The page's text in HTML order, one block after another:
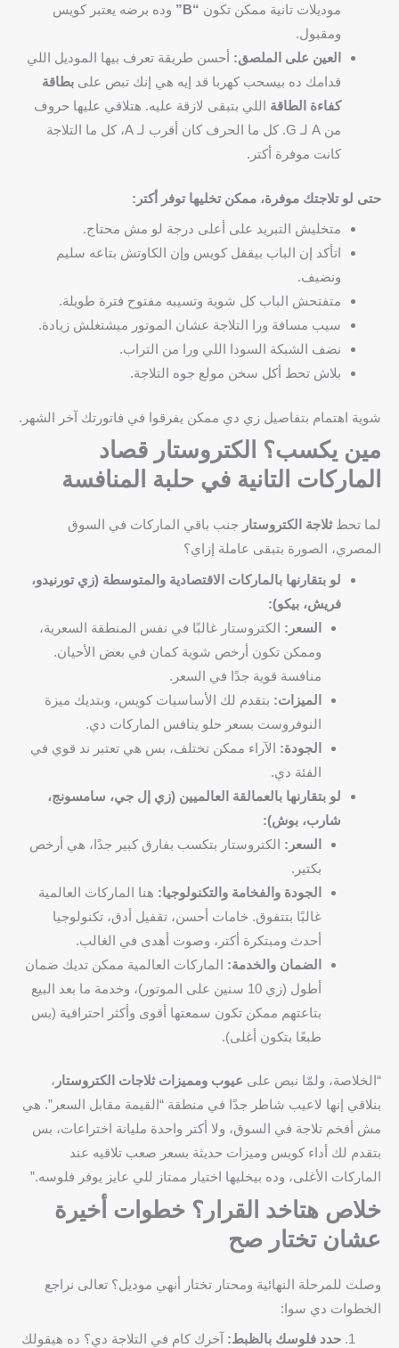
موديلات تانية ممكن تكون “B”
وده برضه يعتبر كويس
ومقبول.
العين على الملصق: أحسن طريقة تعرف بيها الموديل اللي
قدامك ده بيسحب كهربا قد إيه هي إنك تبص على بطاقة
كفاءة الطاقة اللي بتبقى لازقة عليه. هتلاقي عليها حروف
من A لـ G. كل ما الحرف كان أقرب لـ A، كل ما التلاجة
كانت موفرة أكتر.
حتى لو تلاجتك موفرة، ممكن تخليها توفر أكتر:
متخليش التبريد على أعلى درجة لو مش محتاج.
اتأكد إن الباب بيقفل كويس وإن الكاوتش بتاعه سليم
ونضيف.
متفتحش الباب كل شوية وتسيبه مفتوح فترة طويلة.
سيب مسافة ورا التلاجة عشان الموتور ميشتغلش زيادة.
نضف الشبكة السودا اللي ورا من التراب.
بلاش تحط أكل سخن مولع جوه التلاجة.
شوية اهتمام بتفاصيل زي دي ممكن يفرقوا في فاتورتك آخر الشهر.
مين يكسب؟ الكتروستار قصاد
الماركات التانية في حلبة المنافسة
لما تحطثلاجة الكتروستار جنب باقي الماركات في السوق
المصري، الصورة بتبقى عاملة إزاي؟
لو بتقارنها بالماركات الاقتصادية والمتوسطة (زي تورنيدو،
فريش، بيكو):
السعر: الكتروستار غالبًا في نفس المنطقة السعرية،
وممكن تكون أرخص شوية كمان في بعض الأحيان.
منافسة قوية جدًا في السعر.
الميزات: بتقدم لك الأساسيات كويس، وبتديك ميزة
النوفروست بسعر حلو ينافس الماركات دي.
الجودة: الآراء ممكن تختلف، بس هي تعتبر ند قوي في
الفئة دي.
لو بتقارنها بالعمالقة العالميين (زي إل جي، سامسونج،
شارب، بوش):
السعر: الكتروستار بتكسب بفارق كبير جدًا، هي أرخص
بكتير.
الجودة والفخامة والتكنولوجيا: هنا الماركات العالمية
غالبًا بتتفوق. خامات أحسن، تقفيل أدق، تكنولوجيا
أحدث ومبتكرة أكتر، وصوت أهدى في الغالب.
الضمان والخدمة: الماركات العالمية ممكن تديك ضمان
أطول (زي 10 سنين على الموتور)، وخدمة ما بعد البيع
بتاعتهم ممكن تكون سمعتها أقوى وأكثر احترافية (بس
طبعًا بتكون أغلى).
“الخلاصة، ولمّا نبص على عيوب ومميزات ثلاجات الكتروستار ،
بنلاقي إنها لاعيب شاطر جدًا في منطقة “القيمة مقابل السعر”. هي
مش أفخم تلاجة في السوق، ولا أكتر واحدة مليانة اختراعات، بس
بتقدم لك أداء كويس وميزات حديثة بسعر صعب تلاقيه عند
الماركات الأغلى، وده بيخليها اختيار ممتاز للي عايز يوفر فلوسه.”
خلاص هتاخد القرار؟ خطوات أخيرة
عشان تختار صح
وصلت للمرحلة النهائية ومحتار تختار أنهي موديل؟ تعالى نراجع
الخطوات دي سوا:
حدد فلوسك بالظبط: آخرك كام في التلاجة دي؟ ده هيقولك